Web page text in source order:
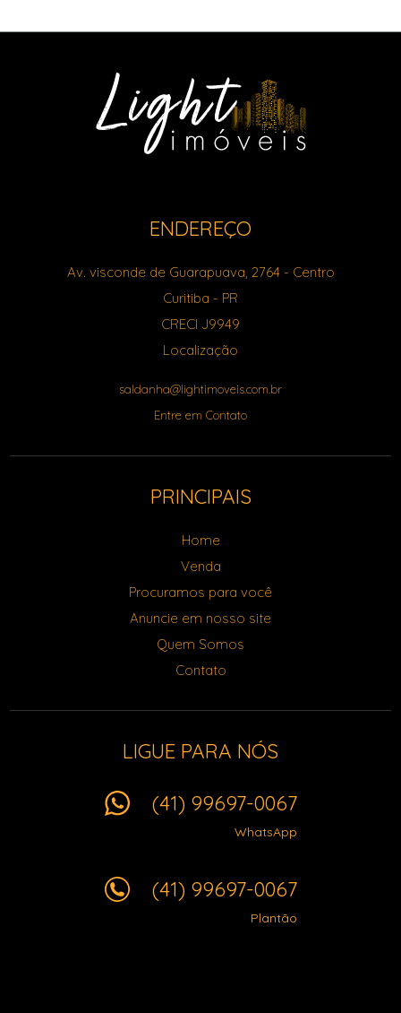
ENDEREÇO
Av. visconde de Guarapuava, 2764- Centro
Curitiba - PR
CRECI J9949
Localização
saldanha@lightimoveis.com.br
Entre em Contato
PRINCIPAIS
Home
Venda
Procuramos para você
Anuncie em nosso site
Quem Somos
Contato
LIGUE PARA NÓS
(41) 99697-0067
WhatsApp
(41) 99697-0067
Plantão